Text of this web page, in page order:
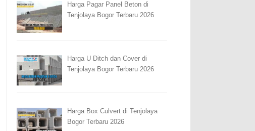
Harga Pagar Panel Beton di
Tenjolaya Bogor Terbaru 2026
Harga U Ditch dan Cover di
Tenjolaya Bogor Terbaru 2026
Harga Box Culvert di Tenjolaya
Bogor Terbaru 2026